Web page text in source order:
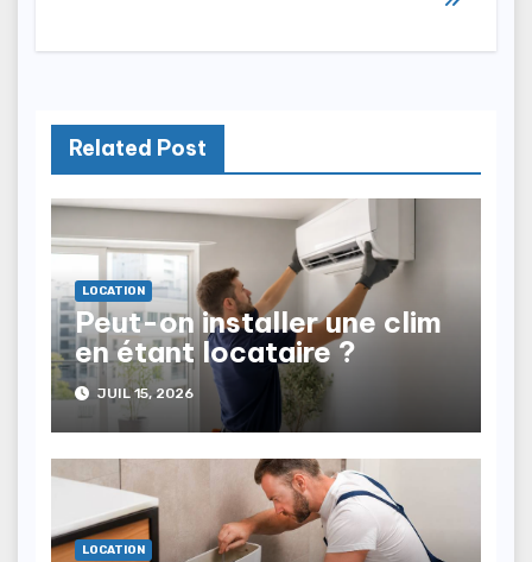
Related Post
LOCATION
Peut-on installer une clim
en étant locataire ?
JUIL 15, 2026
LOCATION